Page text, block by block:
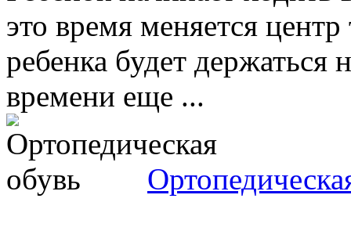
это время меняется
ребенка будет держаться
времени еще ...